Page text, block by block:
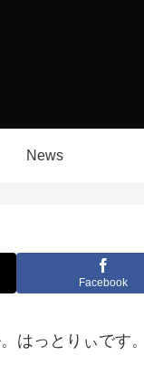
News
Facebook
はっとりぃです。